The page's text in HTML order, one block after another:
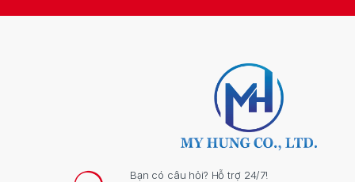
Bạn có câu hỏi? Hỗ trợ 24/7!